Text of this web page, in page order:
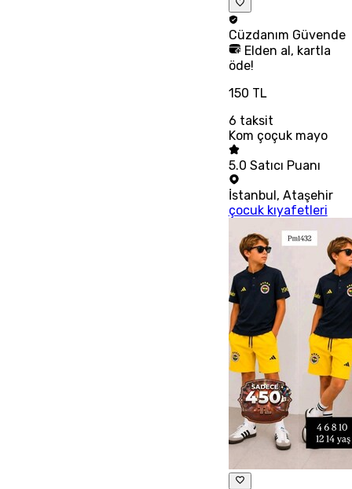
Cüzdanım Güvende
Elden al, kartla
öde!
150 TL
6 taksit
Kom çoçuk mayo
5.0 Satıcı Puanı
İstanbul, Ataşehir
çocuk kıyafetleri